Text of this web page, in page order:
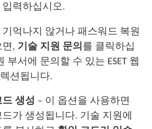
력하십시오.
억나지 않거나 패스워드 복원
면, 기술 지원 문의 를 클릭하십
부서에 문의할 수 있는 ESET 웹
션됩니다.
생성 – 이 옵션을 사용하면
가 생성됩니다. 기술 지원에